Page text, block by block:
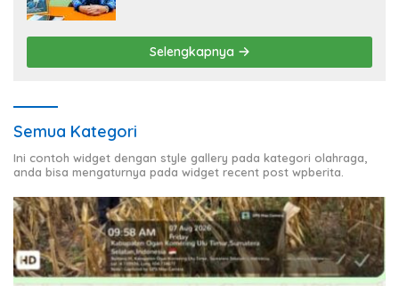
Selengkapnya
Semua Kategori
Ini contoh widget dengan style gallery pada kategori olahraga,
anda bisa mengaturnya pada widget recent post wpberita.